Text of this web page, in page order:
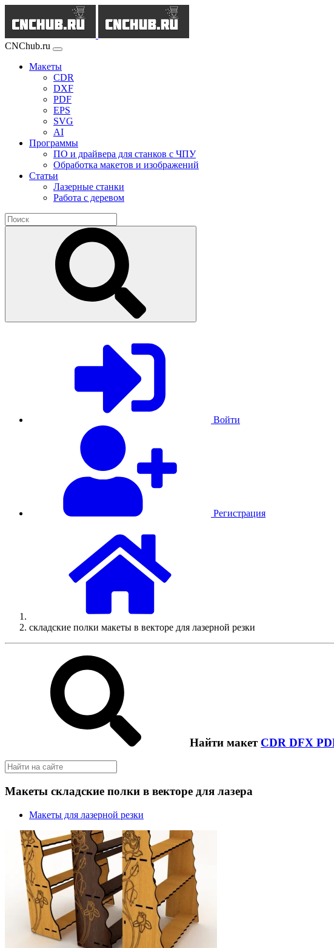
CNChub.ru
Макеты
CDR
DXF
PDF
EPS
SVG
AI
Программы
ПО и драйвера для станков с ЧПУ
Обработка макетов и изображений
Статьи
Лазерные станки
Работа с деревом
Войти
Регистрация
складские полки макеты в векторе для лазерной резки
Найти макет CDR DFX
Макеты складские полки в векторе для лазера
Макеты для лазерной резки